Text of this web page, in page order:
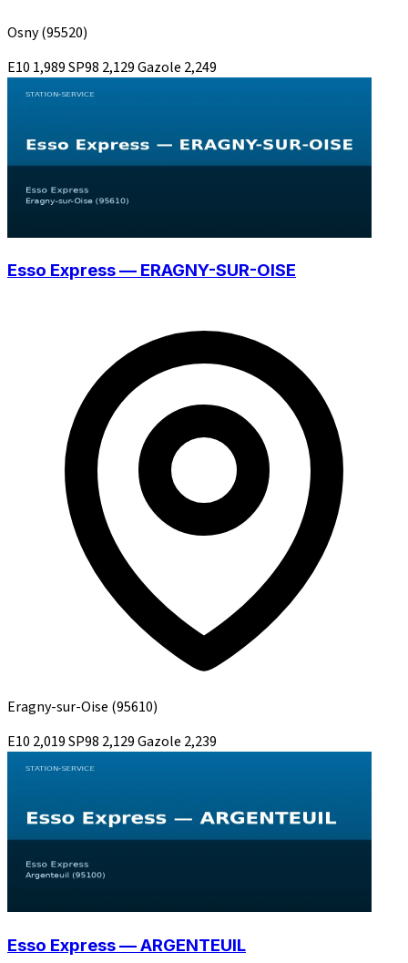
Osny(95520)
E10 1,989SP98 2,129Gazole 2,249
Esso Express — ERAGNY-SUR-OISE
Eragny-sur-Oise (95610)
E10 2,019SP98 2,129Gazole 2,239
Esso Express — ARGENTEUIL